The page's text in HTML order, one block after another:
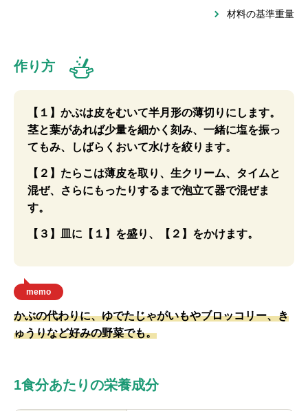
材料の基準重量
作り方
【１】かぶは皮をむいて半月形の薄切りにします。
茎と葉があれば少量を細かく刻み、一緒に塩を振っ
てもみ、しばらくおいて水けを絞ります。
【２】たらこは薄皮を取り、生クリーム、タイムと
混ぜ、さらにもったりするまで泡立て器で混ぜま
す。
【３】皿に【１】を盛り、【２】をかけます。
memo
かぶの代わりに、ゆでたじゃがいもやブロッコリー、き
ゅうりなど好みの野菜でも。
1食分あたりの栄養成分